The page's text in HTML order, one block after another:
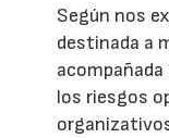
Según nos
destinada a
acompañada
los riesgos